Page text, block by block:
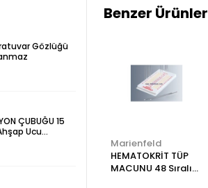
Benzer Ürünler
Marienfeld
HEMATOKRİT TÜP
MACUNU 48 Sıralı
Gözlüğü
ÇUBUĞU 15
Ucu